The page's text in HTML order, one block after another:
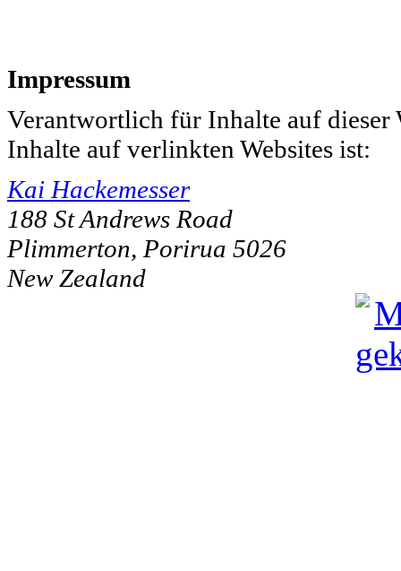
Impressum
Verantwortlich für Inhalte auf
Inhalte auf verlinkten Websites ist:
Kai Hackemesser
188 St Andrews Road
Plimmerton, Porirua 5026
New Zealand